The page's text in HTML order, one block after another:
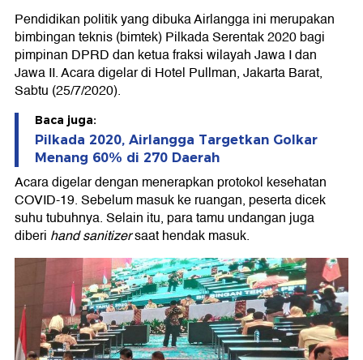
Pendidikan politik yang dibuka Airlangga ini merupakan
bimbingan teknis (bimtek) Pilkada Serentak 2020 bagi
pimpinan DPRD dan ketua fraksi wilayah Jawa I dan
Jawa II. Acara digelar di Hotel Pullman, Jakarta Barat,
Sabtu (25/7/2020).
Baca juga:
Pilkada 2020, Airlangga Targetkan Golkar
Menang 60% di 270 Daerah
Acara digelar dengan menerapkan protokol kesehatan
COVID-19. Sebelum masuk ke ruangan, peserta dicek
suhu tubuhnya. Selain itu, para tamu undangan juga
diberi hand sanitizersaat hendak masuk.